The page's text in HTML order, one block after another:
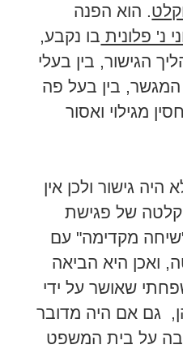
. הוא הפנה
בו נקבע,
הגישור, בין בעלי
המגשר, בין בעל פה
מגילוי ואסור
היה גישור ולכן אין
של פגישת
"שיחה מקדימה" עם
ואכן היא הביאה
שאושר על ידי
גם אם היה מדובר
על בית המשפט